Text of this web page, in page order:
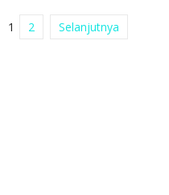
1 2 Selanjutnya